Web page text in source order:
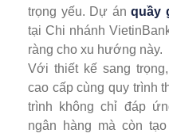
trọng yếu. Dự ánquầy
tại Chi nhánh
ràng cho xu hướng này.
Với thiết kế sang
cao cấp cùng quy trình
trình không chỉ đáp
ngân hàng mà còn